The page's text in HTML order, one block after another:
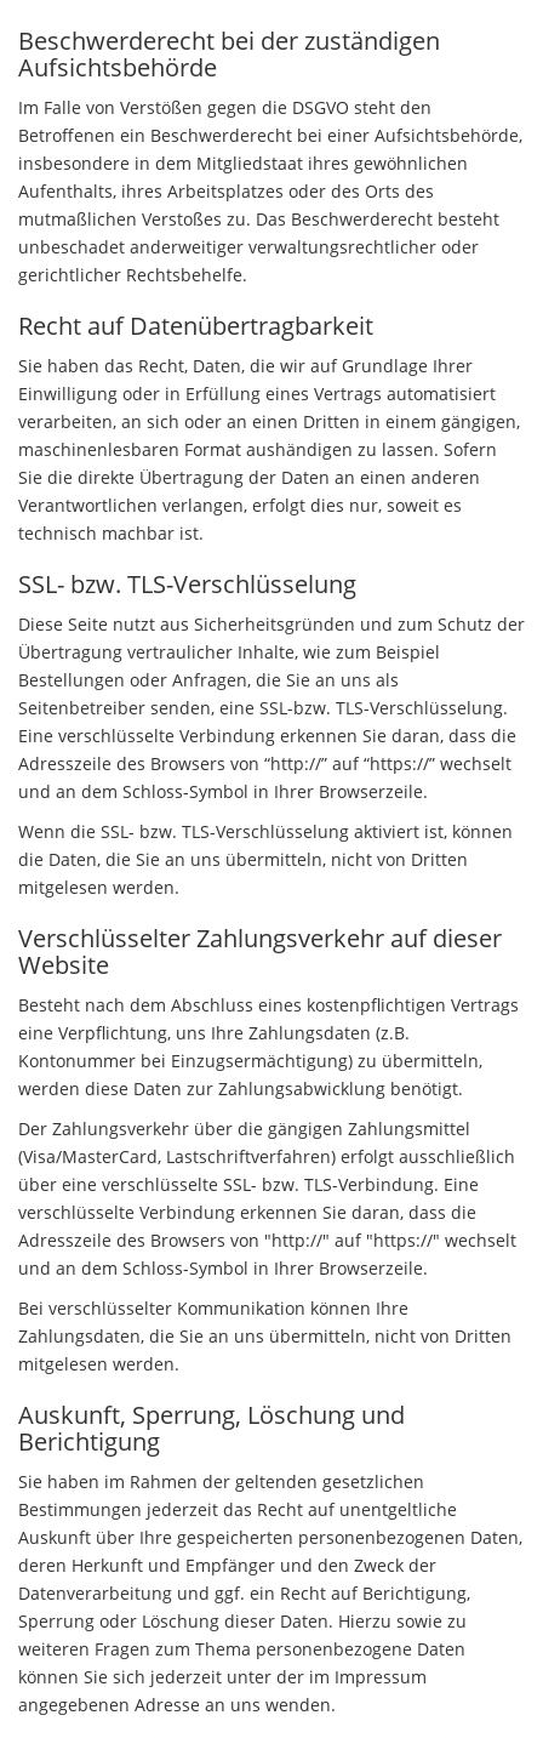
Beschwerderecht bei der zuständigen
Aufsichtsbehörde
Im Falle von Verstößen gegen die DSGVO steht den
Betroffenen ein Beschwerderecht bei einer Aufsichtsbehörde,
insbesondere in dem Mitgliedstaat ihres gewöhnlichen
Aufenthalts, ihres Arbeitsplatzes oder des Orts des
mutmaßlichen Verstoßes zu. Das Beschwerderecht besteht
unbeschadet anderweitiger verwaltungsrechtlicher oder
gerichtlicher Rechtsbehelfe.
Recht auf Datenübertragbarkeit
Sie haben das Recht, Daten, die wir auf Grundlage Ihrer
Einwilligung oder in Erfüllung eines Vertrags automatisiert
verarbeiten, an sich oder an einen Dritten in einem gängigen,
maschinenlesbaren Format aushändigen zu lassen. Sofern
Sie die direkte Übertragung der Daten an einen anderen
Verantwortlichen verlangen, erfolgt dies nur, soweit es
technisch machbar ist.
SSL- bzw. TLS-Verschlüsselung
Diese Seite nutzt aus Sicherheitsgründen und zum Schutz der
Übertragung vertraulicher Inhalte, wie zum Beispiel
Bestellungen oder Anfragen, die Sie an uns als
Seitenbetreiber senden, eine SSL-bzw. TLS-Verschlüsselung.
Eine verschlüsselte Verbindung erkennen Sie daran, dass die
Adresszeile des Browsers von “http://” auf “https://” wechselt
und an dem Schloss-Symbol in Ihrer Browserzeile.
Wenn die SSL- bzw. TLS-Verschlüsselung aktiviert ist, können
die Daten, die Sie an uns übermitteln, nicht von Dritten
mitgelesen werden.
Verschlüsselter Zahlungsverkehr auf dieser
Website
Besteht nach dem Abschluss eines kostenpflichtigen Vertrags
eine Verpflichtung, uns Ihre Zahlungsdaten (z.B.
Kontonummer bei Einzugsermächtigung) zu übermitteln,
werden diese Daten zur Zahlungsabwicklung benötigt.
Der Zahlungsverkehr über die gängigen Zahlungsmittel
(Visa/MasterCard, Lastschriftverfahren) erfolgt ausschließlich
über eine verschlüsselte SSL- bzw. TLS-Verbindung. Eine
verschlüsselte Verbindung erkennen Sie daran, dass die
Adresszeile des Browsers von "http://" auf "https://" wechselt
und an dem Schloss-Symbol in Ihrer Browserzeile.
Bei verschlüsselter Kommunikation können Ihre
Zahlungsdaten, die Sie an uns übermitteln, nicht von Dritten
mitgelesen werden.
Auskunft, Sperrung, Löschung und
Berichtigung
Sie haben im Rahmen der geltenden gesetzlichen
Bestimmungen jederzeit das Recht auf unentgeltliche
Auskunft über Ihre gespeicherten personenbezogenen Daten,
deren Herkunft und Empfänger und den Zweck der
Datenverarbeitung und ggf. ein Recht auf Berichtigung,
Sperrung oder Löschung dieser Daten. Hierzu sowie zu
weiteren Fragen zum Thema personenbezogene Daten
können Sie sich jederzeit unter der im Impressum
angegebenen Adresse an uns wenden.